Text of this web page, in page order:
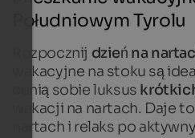
Południowym Tyrolu
Rozpocznij dzień na
wakacyjne na stoku są
cenią sobie luksus
wakacji na nartach. Daje
nartach i relaks po